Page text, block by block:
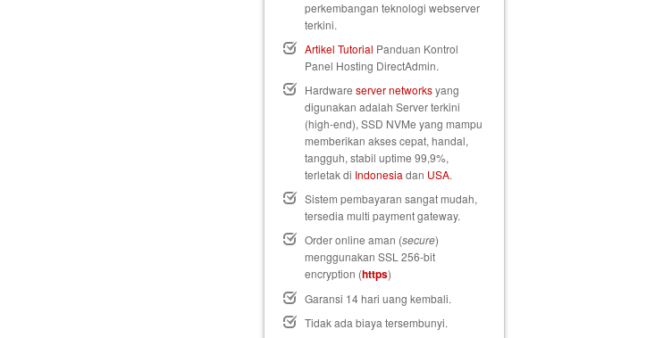
perkembangan teknologi webserver
terkini.
Artikel Tutorial Panduan Kontrol
Panel Hosting DirectAdmin.
Hardware server networksyang
digunakan adalah Server terkini
(high-end), SSD NVMe yang mampu
memberikan akses cepat, handal,
tangguh, stabil uptime 99,9%,
terletak di Indonesia dan USA.
Sistem pembayaran sangat mudah,
tersedia multi payment gateway.
Order online aman (secure)
menggunakan SSL 256-bit
encryption (https)
Garansi 14 hari uang kembali.
Tidak ada biaya tersembunyi.